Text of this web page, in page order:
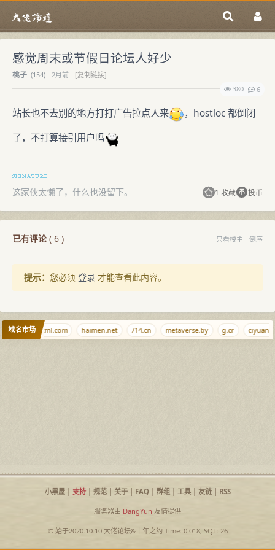
感觉周末或节假日论坛人好少
桃子 (154) 2月前
[复制链接]
380
6
站长也不去别的地方打打广告拉点人来
，hostloc 都倒闭
了，不打算接引用户吗
这家伙太懒了，什么也没留下。 1 收藏 投币
已有评论( 6 ) 只看楼主 倒序
提示： 您必须 登录 才能查看此内容。
域名市场Nethtml.com haimen.net 714.cn metaverse.by g.cr
小黑屋| 支持| 规范| 关于| FAQ| 群组| 工具| 友链| RSS
服务器由 DangYun 友情提供
© 始于2020.10.10 大佬论坛&十年之约Time: 0.018, SQL: 26